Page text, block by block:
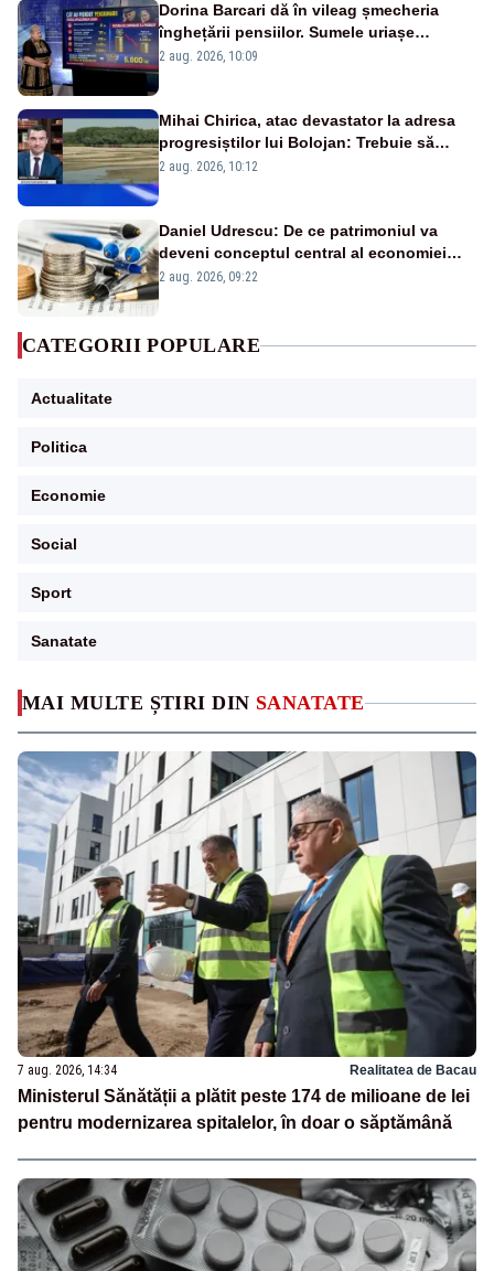
MAI MULTE ȘTIRI DIN SANATATE
7 aug. 2026, 14:34 Realitatea de Bacau
Ministerul Sănătății a plătit peste 174 de milioane de lei
pentru modernizarea spitalelor, în doar o săptămână
Dorina Barcari dă în vileag șmecheria
înghețării pensiilor. Sumele uriașe
pierdute de fiecare român
2 aug. 2026, 10:09
Mihai Chirica, atac devastator la adresa
progresiștilor lui Bolojan: Trebuie să
protejăm și natura, dar nu șținem omaneii
2 aug. 2026, 10:12
Daniel Udrescu: De ce patrimoniul va
deveni conceptul central al economiei
viitoare?
2 aug. 2026, 09:22
CATEGORII POPULARE
Actualitate
Politica
Economie
Social
Sport
Sanatate